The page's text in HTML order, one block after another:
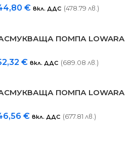
€ вкл. ДДС (478.79 лв.)
ПОМПА LOWARA
€ вкл. ДДС (689.08 лв.)
ПОМПА LOWARA
€ вкл. ДДС (677.81 лв.)